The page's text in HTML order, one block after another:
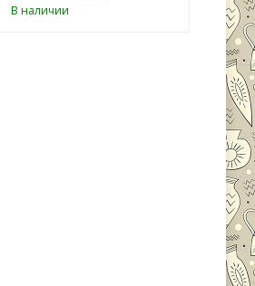
В наличии